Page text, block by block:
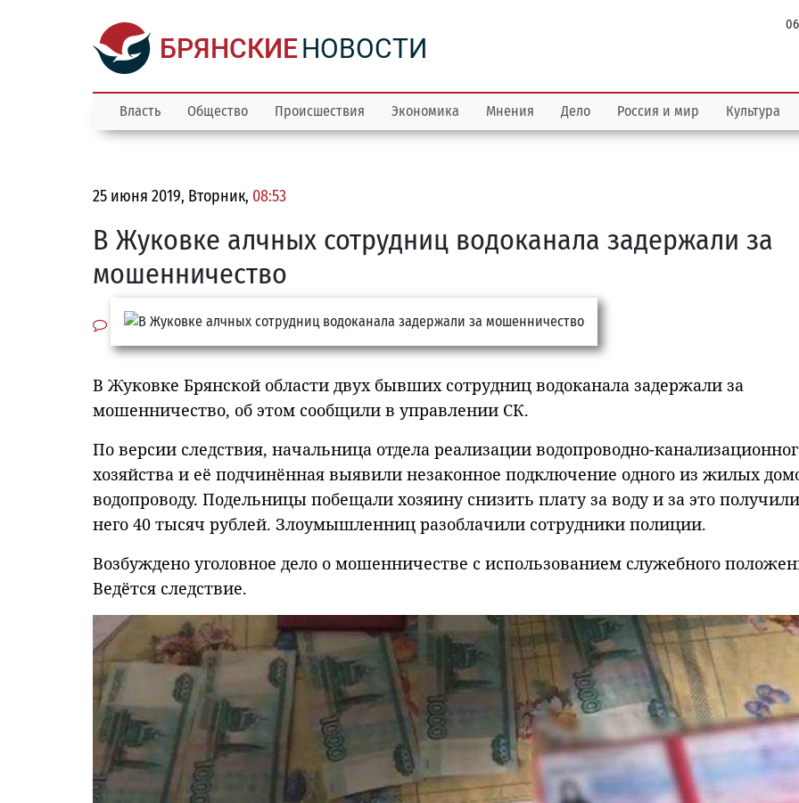
БРЯНСКИЕНОВОСТИ
Власть Общество Происшествия Экономика Мнения Дело Россия и мир Культура
25 июня 2019, Вторник, 08:53
В Жуковке алчных сотрудниц водоканала задержали за
мошенничество
В Жуковке Брянской области двух бывших сотрудниц водоканала задержали за
мошенничество, об этом сообщили в управлении СК.
По версии следствия, начальница отдела реализации водопроводно-
хозяйства и её подчинённая выявили незаконное подключение одного из жилых
водопроводу. Подельницы побещали хозяину снизить плату за воду и за это
него 40 тысяч рублей. Злоумышленниц разоблачили сотрудники полиции.
Возбуждено уголовное дело о мошенничестве с использованием служебного
Ведётся следствие.